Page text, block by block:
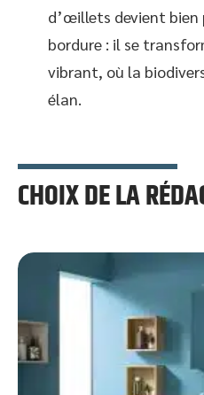
d’œillets devient bien
bordure : il se
vibrant, où la
élan.
CHOIX DE LA